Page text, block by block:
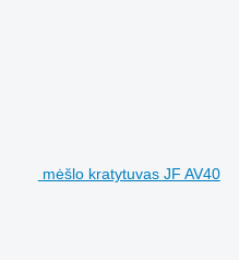
mėšlo kratytuvas JF AV40